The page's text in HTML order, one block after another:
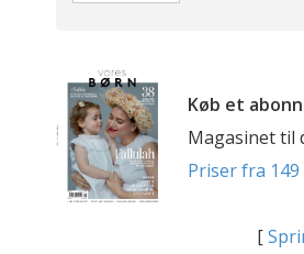
Køb et
Magasinet til
Priser fra 149
[